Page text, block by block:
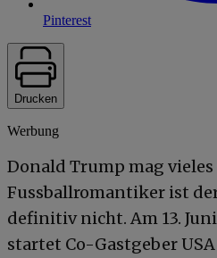
Pinterest
Drucken
Werbung
Donald Trump mag vieles
Fussballromantiker ist
definitiv nicht. Am 13.
startet Co-Gastgeber